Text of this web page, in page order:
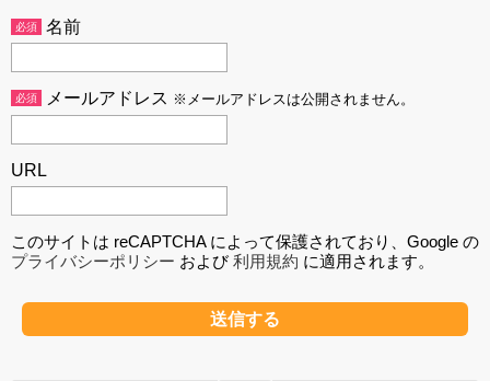
必須 名前
必須 メールアドレス ※メールアドレスは公開されません。
URL
このサイトは reCAPTCHA によって保護されており、Google の
プライバシーポリシー および利用規約 に適用されます。